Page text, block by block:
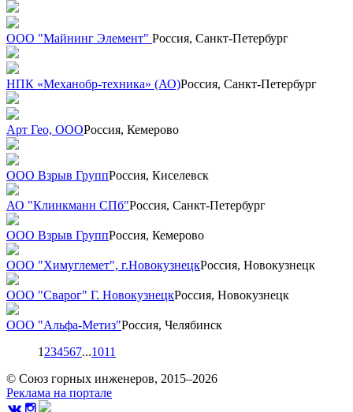
ООО "Майнинг Элемент" Россия, Санкт-Петербург
НПК «Механобр-техника» (АО)Россия, Санкт-Петербург
Арт Гео, ОООРоссия, Кемерово
ООО Взрыв ГруппРоссия, Киселевск
АО "Клинкманн СПб"Россия, Санкт-Петербург
ООО Взрыв ГруппРоссия, Кемерово
ООО "Химуглемет", г.НовокузнецкРоссия, Новокузнецк
ООО "Сварог" Г. НовокузнецкРоссия, Новокузнецк
ООО "Альфа-Метиз"Россия, Челябинск
1 234567...1011
© Союз горных инженеров, 2015–2026
Реклама на портале